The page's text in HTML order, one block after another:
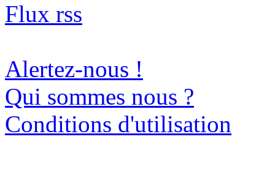
Flux rss
Alertez-nous !
Qui sommes nous ?
Conditions d'utilisation